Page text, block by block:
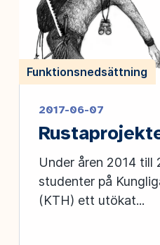
Funktionsnedsättning
2017-06-07
Under åren 2014 till
studenter på
(KTH) ett utökat...